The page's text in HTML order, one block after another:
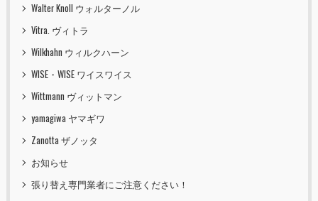
Walter Knoll ウォルターノル
Vitra. ヴィトラ
Wilkhahn ウィルクハーン
WISE・WISE ワイスワイス
Wittmann ヴィットマン
yamagiwa ヤマギワ
Zanotta ザノッタ
お知らせ
張り替え専門業者にご注意ください！